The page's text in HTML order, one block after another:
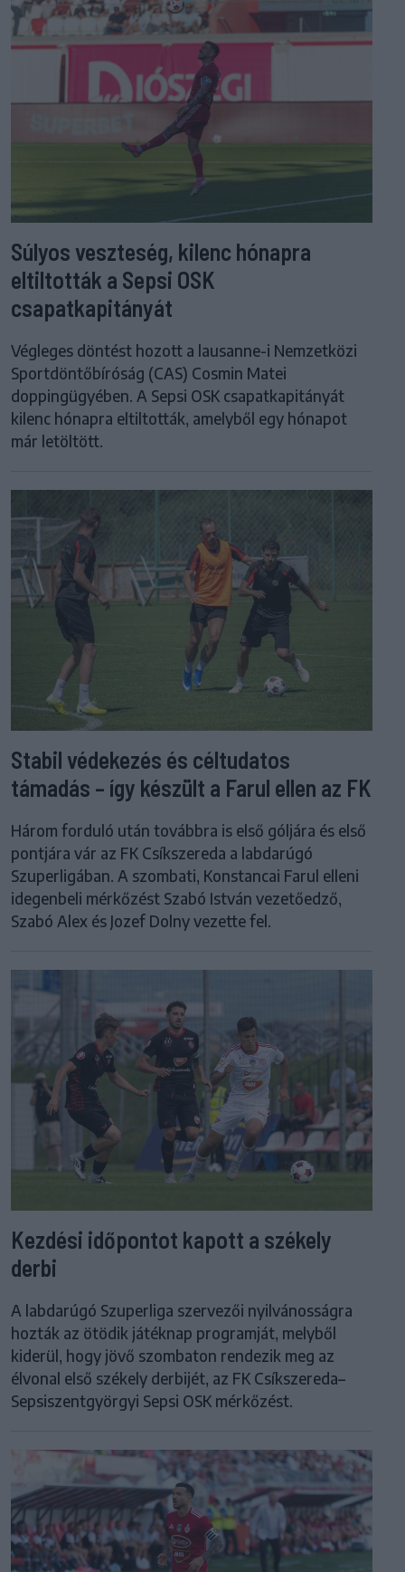
Súlyos veszteség, kilenc hónapra
eltiltották a Sepsi OSK
csapatkapitányát
Végleges döntést hozott a lausanne-i Nemzetközi
Sportdöntőbíróság (CAS) Cosmin Matei
doppingügyében. A Sepsi OSK csapatkapitányát
kilenc hónapra eltiltották, amelyből egy hónapot
már letöltött.
Stabil védekezés és céltudatos
támadás – így készült a Farul ellen az FK
Három forduló után továbbra is első góljára és első
pontjára vár az FK Csíkszereda a labdarúgó
Szuperligában. A szombati, Konstancai Farul elleni
idegenbeli mérkőzést Szabó István vezetőedző,
Szabó Alex és Jozef Dolny vezette fel.
Kezdési időpontot kapott a székely
derbi
A labdarúgó Szuperliga szervezői nyilvánosságra
hozták az ötödik játéknap programját, melyből
kiderül, hogy jövő szombaton rendezik meg az
élvonal első székely derbijét, az FK Csíkszereda–
Sepsiszentgyörgyi Sepsi OSK mérkőzést.